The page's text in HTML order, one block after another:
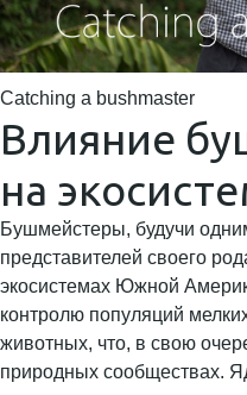
Catching a bushmaster
Влияние
на
Бушмейстеры, будучи
представителей своего
экосистемах Южной
контролю популяций
животных, что, в свою
природных сообществах.